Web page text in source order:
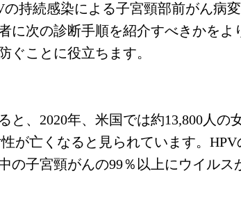
の持続感染による子宮頸部前がん病
に次の診断手順を紹介すべきかを
ぐことに役立ちます。
と、2020年、米国では約13,800人の
が亡くなると見られています。
の子宮頸がんの99％以上にウイルス